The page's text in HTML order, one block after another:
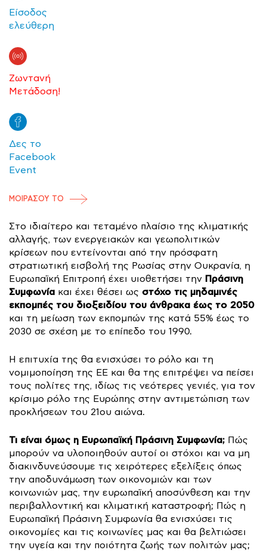
Στο ιδιαίτερο και τεταμένο πλαίσιο της κλιματικής
αλλαγής, των ενεργειακών και γεωπολιτικών
κρίσεων που εντείνονται από την πρόσφατη
στρατιωτική εισβολή της Ρωσίας στην Ουκρανία, η
Ευρωπαϊκή Επιτροπή έχει υιοθετήσει την Πράσινη
Συμφωνία και έχει θέσει ως στόχο τις μηδαμινές
εκπομπές του διοξειδίου του άνθρακα έως το 2050
και τη μείωση των εκπομπών της κατά 55% έως το
2030 σε σχέση με το επίπεδο του 1990.
Η επιτυχία της θα ενισχύσει το ρόλo και τη
νομιμοποίηση της ΕΕ και θα της επιτρέψει να πείσει
τους πολίτες της, ιδίως τις νεότερες γενιές, για τον
κρίσιμο ρόλο της Ευρώπης στην αντιμετώπιση των
προκλήσεων του 21ου αιώνα.
Τι είναι όμως η Ευρωπαϊκή Πράσινη Συμφωνία; Πώς
μπορούν να υλοποιηθούν αυτοί οι στόχοι και να μη
διακινδυνεύσουμε τις χειρότερες εξελίξεις όπως
την αποδυνάμωση των οικονομιών και των
κοινωνιών μας, την ευρωπαϊκή αποσύνθεση και την
περιβαλλοντική και κλιματική καταστροφή; Πώς η
Ευρωπαϊκή Πράσινη Συμφωνία θα ενισχύσει τις
οικονομίες και τις κοινωνίες μας και θα βελτιώσει
την υγεία και την ποιότητα ζωής των πολιτών μας;
Είσοδος
ελεύθερη
Ζωντανή
Μετάδοση!
Δες το
Facebook
Event
ΜΟΙΡΑΣΟΥ ΤΟ